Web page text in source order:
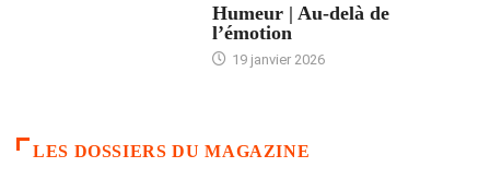
Humeur | Au-delà de
l’émotion
19 janvier 2026
LES DOSSIERS DU MAGAZINE